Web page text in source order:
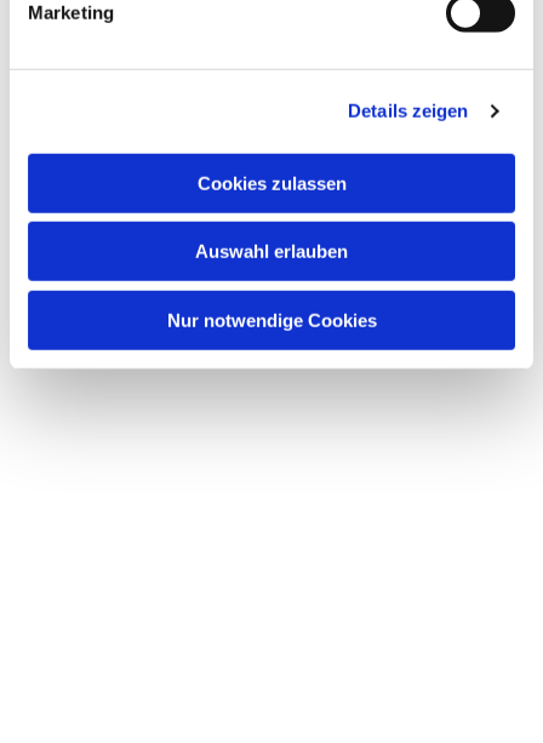
Marketing
Details zeigen
Cookies zulassen
Auswahl erlauben
Nur notwendige Cookies
Dies könnte Sie auch
interessieren